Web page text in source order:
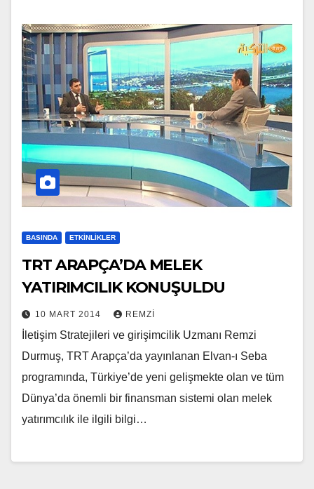
BASINDA ETKINLIKLER
TRT ARAPÇA’DA MELEK
YATIRIMCILIK KONUŞULDU
10 MART 2014 REMZI
İletişim Stratejileri ve girişimcilik Uzmanı Remzi
Durmuş, TRT Arapça’da yayınlanan Elvan-ı Seba
programında, Türkiye’de yeni gelişmekte olan ve tüm
Dünya’da önemli bir finansman sistemi olan melek
yatırımcılık ile ilgili bilgi…